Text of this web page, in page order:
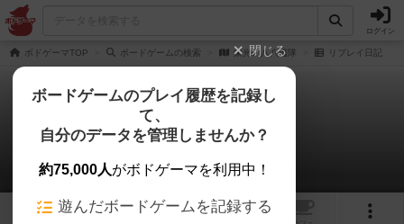
ログイン
ボドゲーマTOP ボードゲームの検索 栄光の八八艦隊 リプレイ日記
栄光の八八艦隊
0件のリプレイ日記
1
閉じる
ボードゲームのプレイ履歴を記録し
て、
自分のデータを管理しませんか？
約75,000人がボドゲーマを利用中！
遊んだボードゲームを記録する